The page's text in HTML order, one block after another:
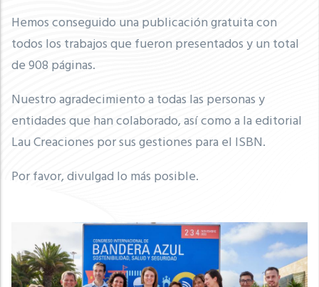
Hemos conseguido una publicación gratuita con
todos los trabajos que fueron presentados y un total
de 908 páginas.
Nuestro agradecimiento a todas las personas y
entidades que han colaborado, así como a la editorial
Lau Creaciones por sus gestiones para el ISBN.
Por favor, divulgad lo más posible.